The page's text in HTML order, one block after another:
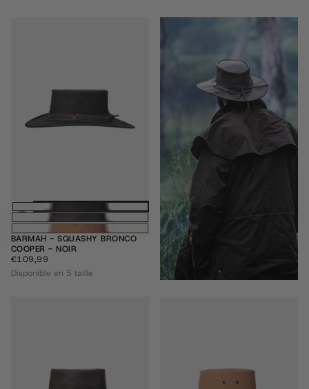
Choisissez des options
BARMAH - SQUASHY BRONCO
COOPER - NOIR
€109,99
PRIX
RÉGULIER
€109,99
Disponible en 5 taille